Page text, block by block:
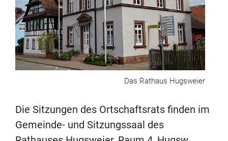
Das Rathaus Hugsweier
Die Sitzungen des Ortschaftsrats finden im
Gemeinde- und Sitzungssaal des